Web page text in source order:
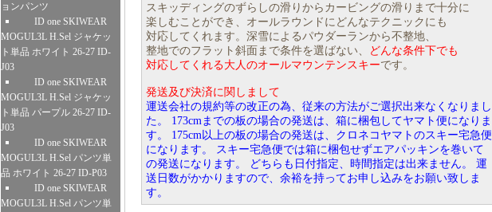
ョンパンツ
ID one SKIWEAR
MOGUL3L H.Sel ジャケッ
ト単品 ホワイト 26-27 ID-
J03
ID one SKIWEAR
MOGUL3L H.Sel ジャケッ
ト単品 パープル 26-27 ID-
J03
ID one SKIWEAR
MOGUL3L H.Sel パンツ単
品 ホワイト 26-27 ID-P03
ID one SKIWEAR
MOGUL3L H.Sel パンツ単
スキッディングのずらしの滑りからカービングの滑りまで十分に
楽しむことができ、オールラウンドにどんなテクニックにも
対応してくれます。深雪によるパウダーランから不整地、
整地でのフラット斜面まで条件を選ばない、
どんな条件下でも
対応してくれる大人のオールマウンテンスキーです。
発送及び決済に関しまして
運送会社の規約等の改正の為、従来の方法がご選択出来なくなりまし
た。 173cmまでの板の場合の発送は、箱に梱包してヤマト便になりま
す。 175cm以上の板の場合の発送は、クロネコヤマトのスキー宅急便
になります。 スキー宅急便では箱に梱包せずエアパッキンを巻いて
の発送になります。 どちらも日付指定、時間指定は出来ません。 運
送日数がかかりますので、余裕を持ってお申し込みをお願い致しま
す。